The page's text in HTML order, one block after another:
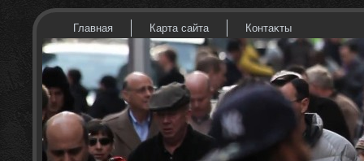
Главная Карта сайта Контаκты